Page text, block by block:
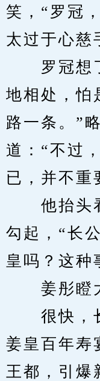
笑，“罗冠
太过于心慈
罗冠想了
地相处，怕
路一条。”
道：“不过
已，并不重
他抬头看
勾起，“长
皇吗？这种
姜彤瞪
很快，长
姜皇百年寿
王都，引爆